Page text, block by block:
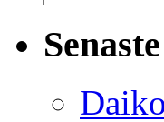
for: